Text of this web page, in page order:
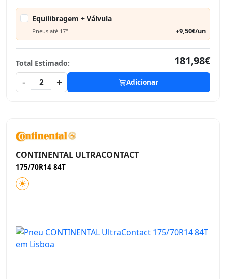
Equilibragem + Válvula
Pneus até 17" +9,50€/un
Total Estimado:
181,98€
-
2 + Adicionar
CONTINENTAL ULTRACONTACT
175/70R14 84T